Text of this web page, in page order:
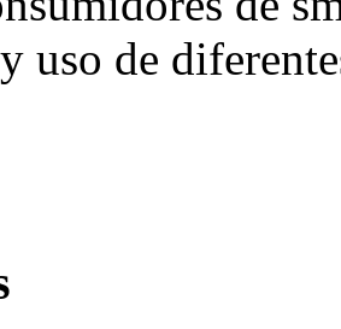
uso de